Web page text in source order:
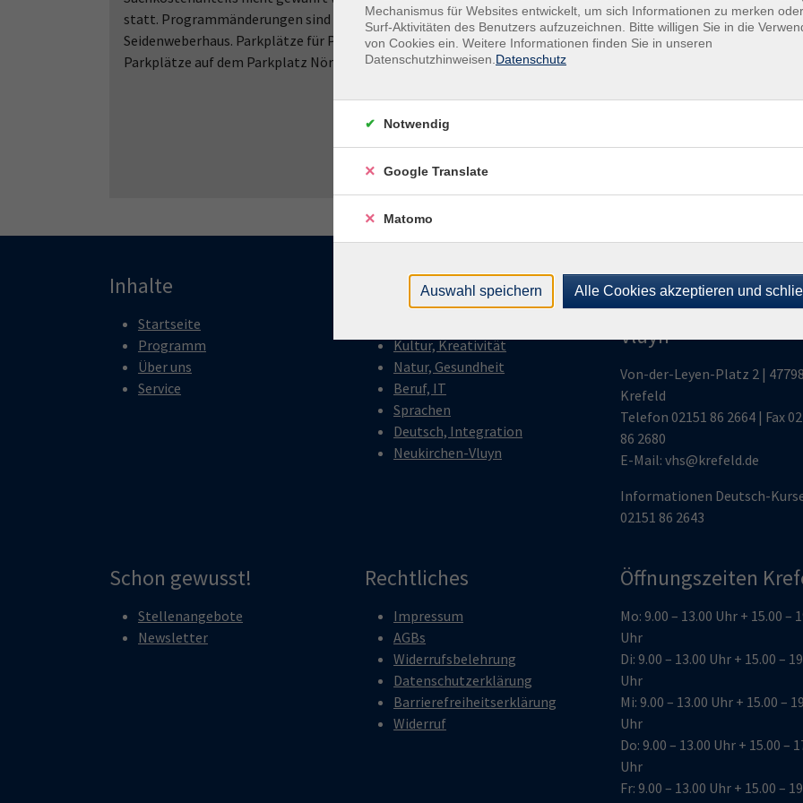
statt. Programmänderungen sind aus organisatorischen Gründen möglich. Abfahrt St. Anton-Straße,
Seidenweberhaus. Parkplätze für PKW sind in der Tiefgarage des Seidenweberhauses, kostenlose
Parkplätze auf dem Parkplatz Nördliche Lohstraße hinter dem Polizeipräsidium, 10 Min. zu Fuß.
Inhalte
Startseite
Programm
Über uns
Service
Programm
Kultur, Kreativität
Natur, Gesundheit
Beruf, IT
Sprachen
Deutsch, Integration
Neukirchen-Vluyn
Volkshochschule
Krefeld |
Vluyn
Von-der-Leyen-Platz 2 | 47798
Krefeld
Telefon 02151 86 2664 | Fax
86 2680
E-Mail: vhs@krefeld.de
Informationen Deutsch-
02151 86 2643
Schon gewusst!
Stellenangebote
Newsletter
Rechtliches
Impressum
AGBs
Widerrufsbelehrung
Datenschutzerklärung
Barrierefreiheitserklärung
Widerruf
Öffnungszeiten
Mo: 9.00 – 13.00 Uhr + 15.00 –
Uhr
Di: 9.00 – 13.00 Uhr + 15.00 –
Uhr
Mi: 9.00 – 13.00 Uhr + 15.00 –
Uhr
Do: 9.00 – 13.00 Uhr + 15.00 –
Uhr
Fr: 9.00 – 13.00 Uhr + 15.00 –
Mechanismus für Websites entwickelt, um sich Informationen zu merken
Surf-Aktivitäten des Benutzers aufzuzeichnen. Bitte willigen Sie in die
von Cookies ein. Weitere Informationen finden Sie in unseren
Datenschutzhinweisen. Datenschutz
Notwendig
Google Translate
Matomo
Auswahl speichern Alle Cookies akzeptieren und